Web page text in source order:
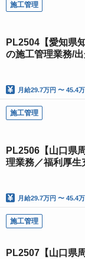
施工管理
PL2504【愛知県
の施工管理業務/
月給29.7万円 〜 45.4万
施工管理
PL2506【山口県
理業務／福利厚⽣
月給29.7万円 〜 45.4万
施工管理
PL2507【山口県